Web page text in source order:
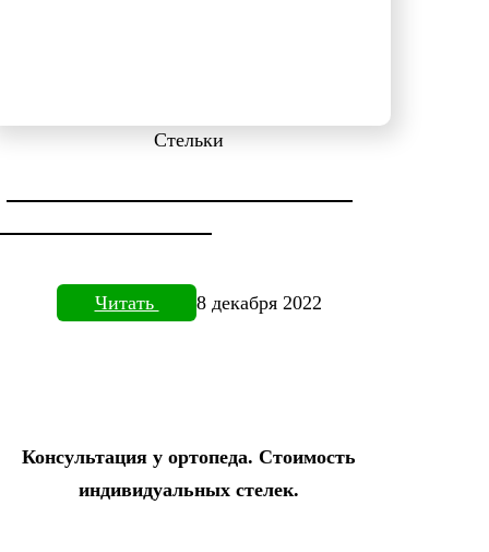
Стельки
Читать 8 декабря 2022
Консультация у ортопеда. Стоимость
индивидуальных стелек.